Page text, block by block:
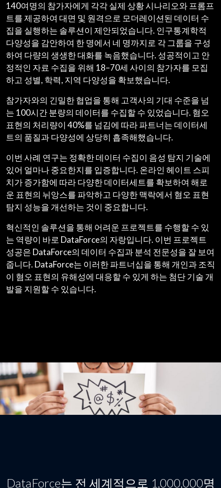
140여명의 참가자에게 각각 실제 상황 시나리오와 프롬프
트를 제공하여 대면 및 원격으로 모더레이션된 데이터 수
집을 실행하는 솔루션이 제안되었습니다. 인구통계학적
다양성을 감안하여 한 명에서 네 명까지로 각 그룹을 구성
하여 다량의 생생한 대화를 녹음했습니다. 성공적이고 안
정적인 자료 수집을 위해 18–70세 사이의 참가자를 모집
하고 성별, 학력, 지역 다양성을 확보했습니다.
참가자와의 긴밀한 협업을 통해 고객사의 기대 수준을 넘
는 100시간 분량의 데이터를 수집할 수 있었습니다. 혐오
표현의 처리량이 40%를 넘김에 따라 파트너는 데이터세
트의 품질과 다양성에 상당히 흡족해했습니다.
이번 사례 연구는 정확한 데이터 수집이 음성 탐지 기술에
있어 얼마나 중요한지를 입증합니다. 온라인 헤이트 스피
치가 증가함에 따라 다양한 데이터세트를 확보하여 해로
운 표현의 뉘앙스를 파악하고 다양한 맥락에서 혐오 표현
탐지 성능을 개선하는 것이 중요합니다.
혁신적인 솔루션을 통해 어려운 프로젝트를 수행할 수 있
는 역량이 바로 DataForce의 자랑입니다. 이번 프로젝트
성공은 DataForce의 데이터 수집과 분석 전문성을 잘 보여
줍니다. DataForce는 이러한 파트너십을 통해 개인과 조직
이 혐오 표현의 유해성에 대응할 수 있게 하는 첨단 기술 개
발을 지원할 수 있습니다.
DataForce는 전 세계적으로 1,000,000명